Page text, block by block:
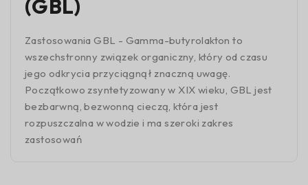
(GBL)
Zastosowania GBL - Gamma-butyrolakton to
wszechstronny związek organiczny, który od czasu
jego odkrycia przyciągnął znaczną uwagę.
Początkowo zsyntetyzowany w XIX wieku, GBL jest
bezbarwną, bezwonną cieczą, która jest
rozpuszczalna w wodzie i ma szeroki zakres
zastosowań